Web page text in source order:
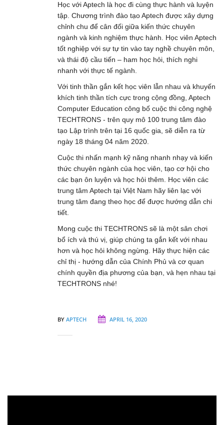
Học với Aptech là học đi cùng thực hành và luyện
tập. Chương trình đào tạo Aptech được xây dựng
chỉnh chu để cân đối giữa kiến thức chuyên
ngành và kinh nghiệm thực hành. Học viên Aptech
tốt nghiệp với sự tự tin vào tay nghề chuyên môn,
và thái độ cầu tiến – ham học hỏi, thích nghi
nhanh với thực tế ngành.
Với tinh thần gắn kết học viên lẫn nhau và khuyến
khích tinh thần tích cực trong cộng đồng, Aptech
Computer Education công bố cuộc thi công nghệ
TECHTRONS - trên quy mô 100 trung tâm đào
tạo Lập trình trên tại 16 quốc gia, sẽ diễn ra từ
ngày 18 tháng 04 năm 2020.
Cuộc thi nhấn mạnh kỹ năng nhanh nhạy và kiến
thức chuyên ngành của học viên, tạo cơ hội cho
các bạn ôn luyện và học hỏi thêm. Học viên các
trung tâm Aptech tại Việt Nam hãy liên lạc với
trung tâm đang theo học để được hướng dẫn chi
tiết.
Mong cuộc thi TECHTRONS sẽ là một sân chơi
bổ ích và thú vị, giúp chúng ta gắn kết với nhau
hơn và học hỏi không ngừng. Hãy thực hiện các
chỉ thị - hướng dẫn của Chính Phủ và cơ quan
chính quyền địa phương của bạn, và hẹn nhau tại
TECHTRONS nhé!
BY APTECH APRIL 16, 2020